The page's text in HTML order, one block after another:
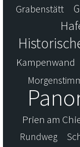
Grabenstätt
Kampenwand
Prien am
Rundweg